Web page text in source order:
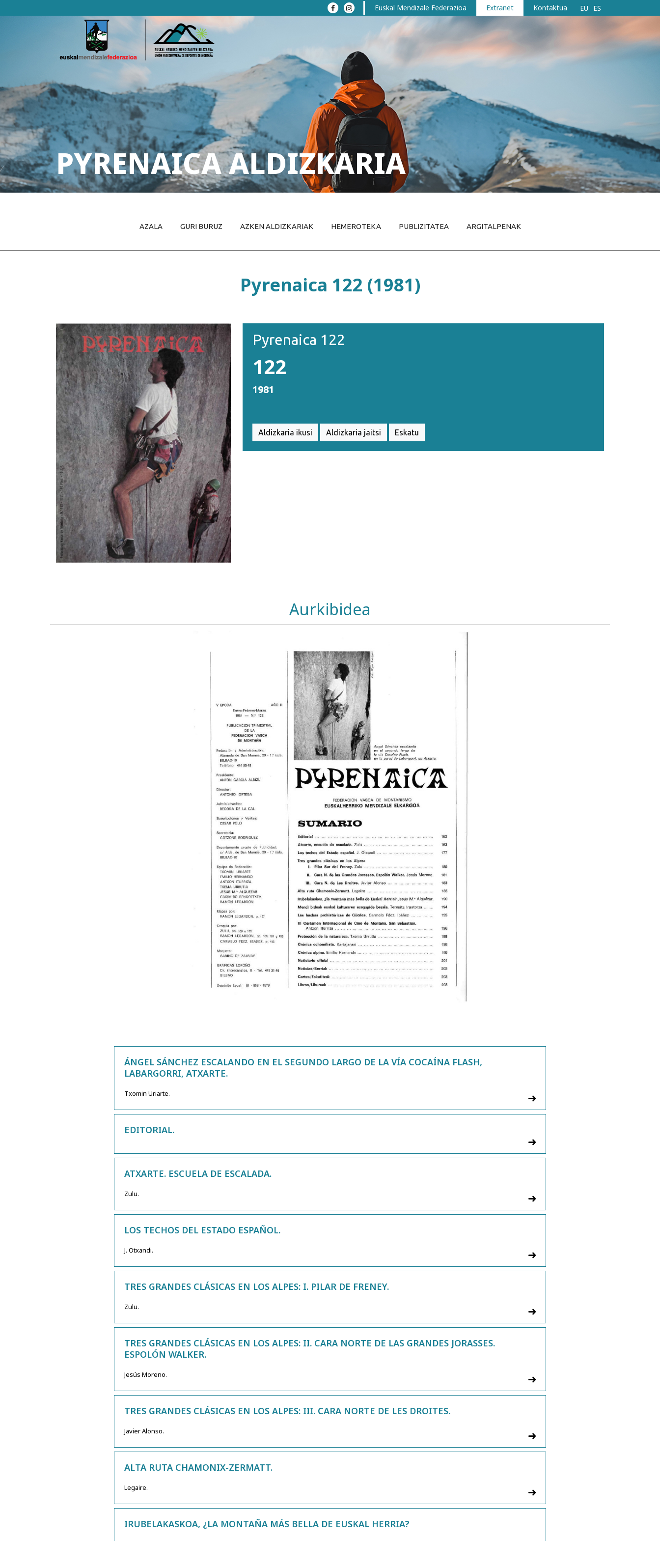
Euskal Mendizale Federazioa Extranet Kontaktua EU ES
PYRENAICA ALDIZKARIA
AZALA GURI BURUZ AZKEN ALDIZKARIAK HEMEROTEKA PUBLIZITATEA ARGITALPENAK
Pyrenaica 122 (1981)
Pyrenaica 122
122
1981
Aldizkaria ikusi Aldizkaria jaitsi Eskatu
Aurkibidea
ÁNGEL SÁNCHEZ ESCALANDO EN EL SEGUNDO LARGO DE LA VÍA COCAÍNA FLASH,
LABARGORRI, ATXARTE.
Txomin Uriarte.
EDITORIAL.
ATXARTE. ESCUELA DE ESCALADA.
Zulu.
LOS TECHOS DEL ESTADO ESPAÑOL.
J. Otxandi.
TRES GRANDES CLÁSICAS EN LOS ALPES: I. PILAR DE FRENEY.
Zulu.
TRES GRANDES CLÁSICAS EN LOS ALPES: II. CARA NORTE DE LAS GRANDES JORASSES.
ESPOLÓN WALKER.
Jesús Moreno.
TRES GRANDES CLÁSICAS EN LOS ALPES: III. CARA NORTE DE LES DROITES.
Javier Alonso.
ALTA RUTA CHAMONIX-ZERMATT.
Legaire.
IRUBELAKASKOA, ¿LA MONTAÑA MÁS BELLA DE EUSKAL HERRIA?